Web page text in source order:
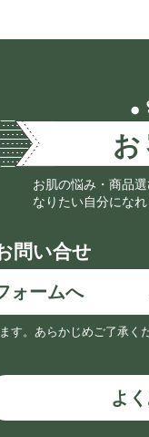
お肌の悩み・商品
なりたい自分にな
問い合せ
ォームへ
す。 あらかじめご了承く
よ